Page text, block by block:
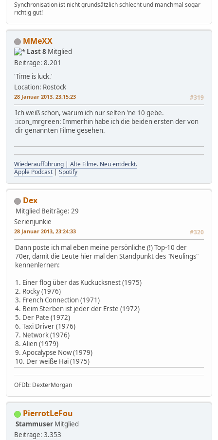
Synchronisation ist nicht grundsätzlich schlecht und manchmal sogar
richtig gut!
MMeXX
Last 8 Mitglied
Beiträge: 8.201
'Time is luck.'
Location: Rostock
28 Januar 2013, 23:15:23 #319
Ich weiß schon, warum ich nur selten 'ne 10 gebe.
:icon_mrgreen: Immerhin habe ich die beiden ersten der von
dir genannten Filme gesehen.
Wiederaufführung | Alte Filme. Neu entdeckt.
Apple Podcast | Spotify
Dex
Mitglied Beiträge: 29
Serienjunkie
28 Januar 2013, 23:24:33 #320
Dann poste ich mal eben meine persönliche (!) Top-10 der
70er, damit die Leute hier mal den Standpunkt des "Neulings"
kennenlernen:
1. Einer flog über das Kuckucksnest (1975)
2. Rocky (1976)
3. French Connection (1971)
4. Beim Sterben ist jeder der Erste (1972)
5. Der Pate (1972)
6. Taxi Driver (1976)
7. Network (1976)
8. Alien (1979)
9. Apocalypse Now (1979)
10. Der weiße Hai (1975)
OFDb: DexterMorgan
PierrotLeFou
Stammuser Mitglied
Beiträge: 3.353